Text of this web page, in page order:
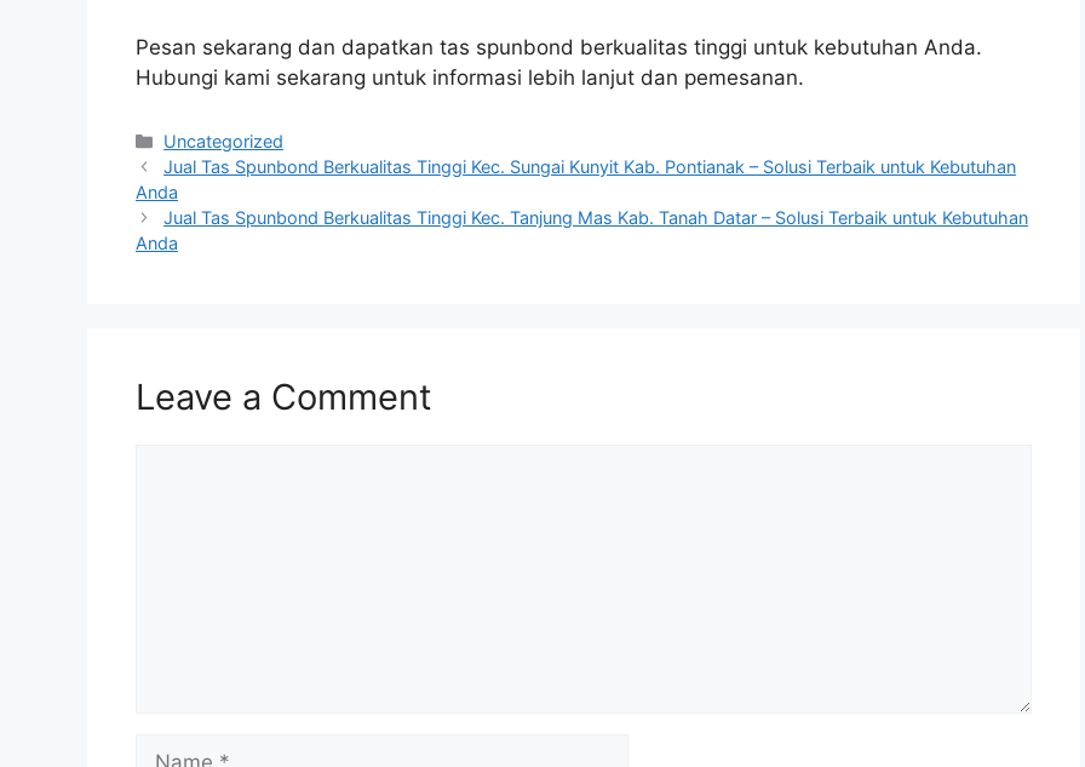
Pesan sekarang dan dapatkan tas spunbond berkualitas tinggi untuk kebutuhan Anda.
Hubungi kami sekarang untuk informasi lebih lanjut dan pemesanan.
Categories
Uncategorized
Jual Tas Spunbond Berkualitas Tinggi Kec. Sungai Kunyit Kab. Pontianak – Solusi Terbaik untuk Kebutuhan
Anda
Jual Tas Spunbond Berkualitas Tinggi Kec. Tanjung Mas Kab. Tanah Datar – Solusi Terbaik untuk Kebutuhan
Anda
Leave a Comment